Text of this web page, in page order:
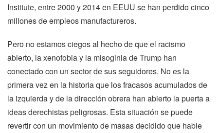
Institute, entre 2000 y 2014 en EEUU se han perdido cinco
millones de empleos manufactureros.
Pero no estamos ciegos al hecho de que el racismo
abierto, la xenofobia y la misoginia de Trump han
conectado con un sector de sus seguidores. No es la
primera vez en la historia que los fracasos acumulados de
la izquierda y de la dirección obrera han abierto la puerta a
ideas derechistas peligrosas. Esta situación se puede
revertir con un movimiento de masas decidido que hable